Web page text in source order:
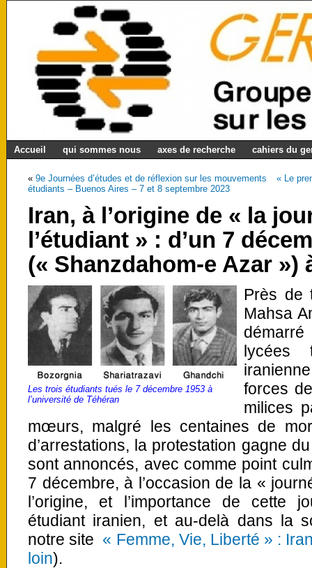
Accueil qui sommes nous axes de recherche cahiers du
« 9e Journées d’études et de réflexion sur les mouvements
étudiants – Buenos Aires – 7 et 8 septembre 2023
« Le
Iran, à l’origine de « la
l’étudiant » : d’un 7
(« Shanzdahom-e Azar »)
Les trois étudiants tués le 7 décembre 1953 à
l’université de Téhéran
Près de
Mahsa
lycées
forces
milices
mœurs, malgré les centaines de
d’arrestations, la protestation gagne
sont annoncés, avec comme point
7 décembre, à l’occasion de la «
l’origine, et l’importance de cette
étudiant iranien, et au-delà dans la
notre site « Femme, Vie, Liberté » :
loin).